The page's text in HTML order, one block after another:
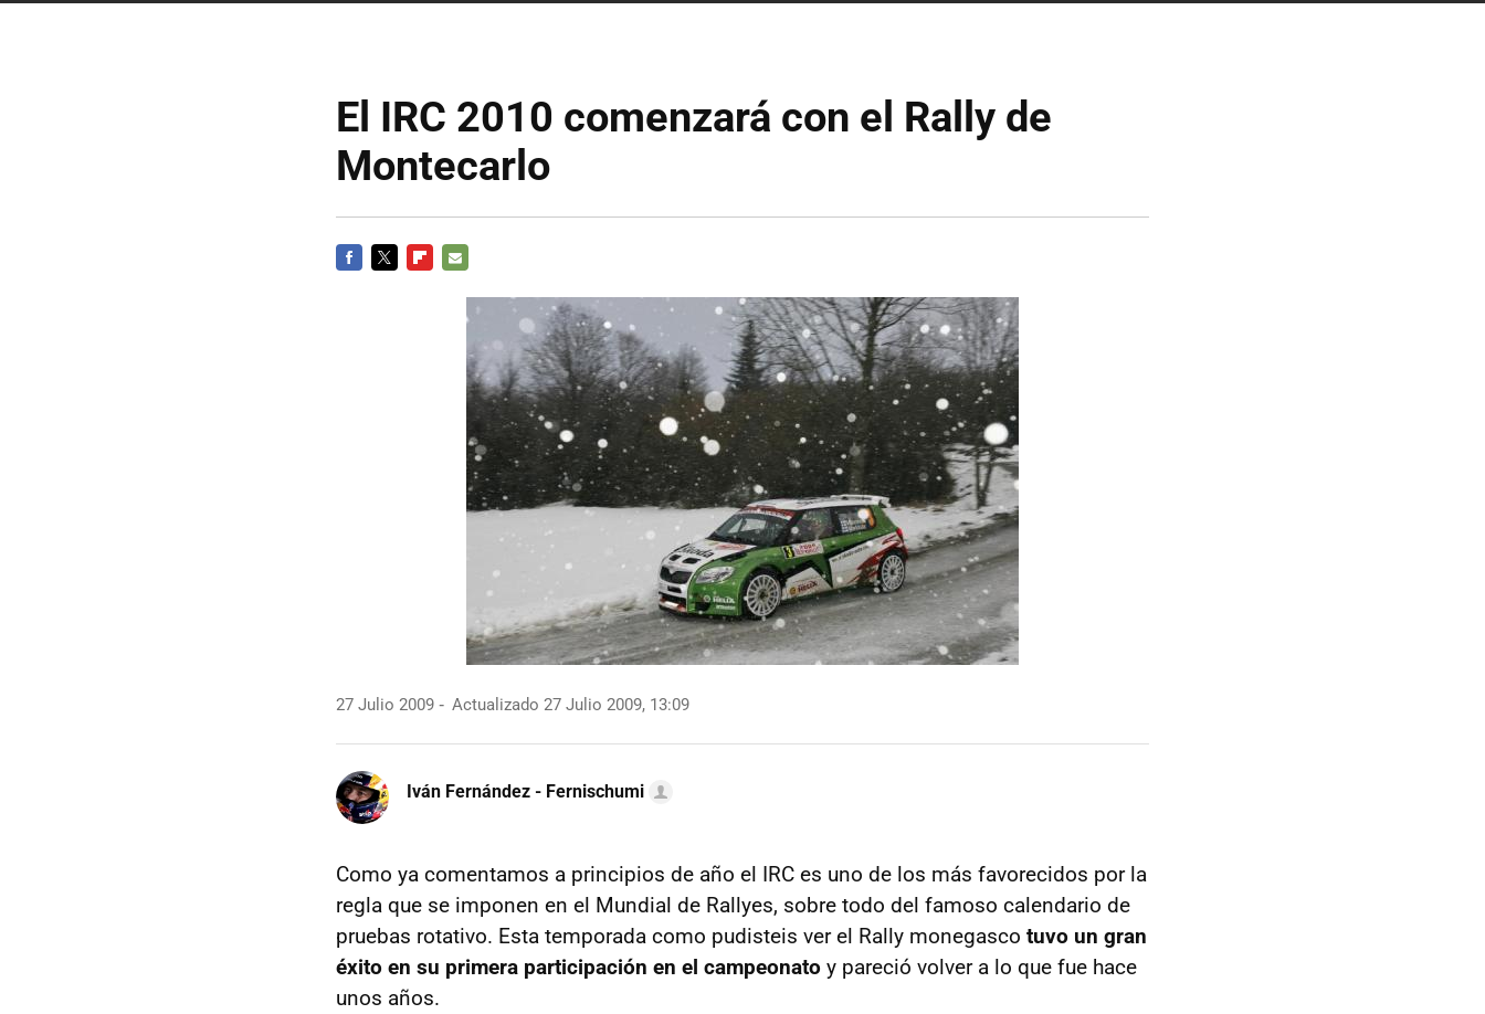
El IRC 2010 comenzará con el Rally de
Montecarlo
27 Julio 2009 Actualizado 27 Julio 2009, 13:09
Iván Fernández - Fernischumi
Como ya comentamos a principios de año el IRC es uno de los más favorecidos por la
regla que se imponen en el Mundial de Rallyes, sobre todo del famoso calendario de
pruebas rotativo. Esta temporada como pudisteis ver el Rally monegasco tuvo un gran
éxito en su primera participación en el campeonato y pareció volver a lo que fue hace
unos años.